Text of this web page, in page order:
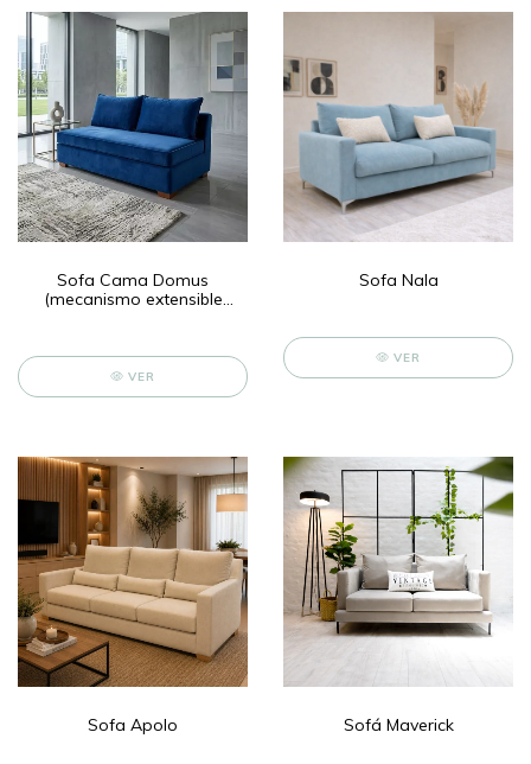
Sofa Cama Domus
(mecanismo extensible
VER
Sofa Nala
VER
Sofa Apolo Sofá Maverick